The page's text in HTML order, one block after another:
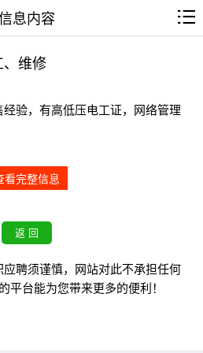
息内容
维修
验，有高低压电工证，网络管理
看完整信息
聘须谨慎，网站对此不承担任何
平台能为您带来更多的便利！